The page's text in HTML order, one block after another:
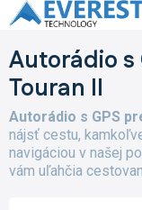
Prejsť
na
Autorádio s
Touran II
Autorádio s GPS
nájsť cestu,
navigáciou v našej
vám uľahčia